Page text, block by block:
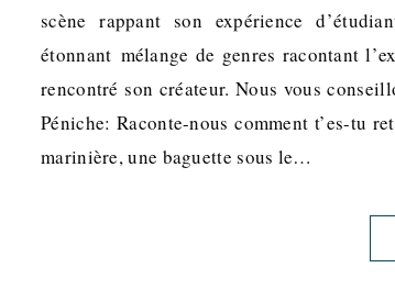
scène rappant son expérience
étonnant mélange de genres racontant
rencontré son créateur. Nous vous
Péniche: Raconte-nous comment t’es-tu
marinière, une baguette sous le…